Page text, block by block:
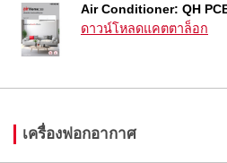
Air Conditioner: QH
ดาวน์โหลดแคตตาล็อก
เครื่องฟอกอากาศ